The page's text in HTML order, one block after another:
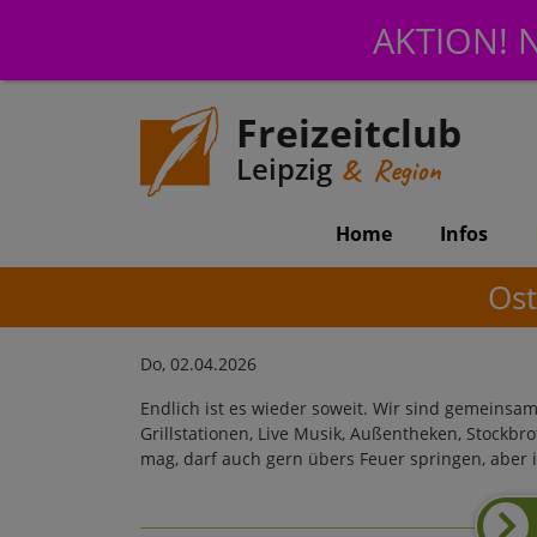
AKTION!
Freizeitclub
Leipzig & Region
Home Infos
Do, 02.04.2026
Endlich ist es wieder soweit. Wir sind
Grillstationen, Live Musik, Außentheken,
mag, darf auch gern übers Feuer springen,